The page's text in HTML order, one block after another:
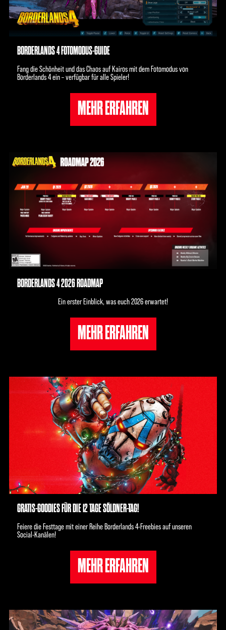
BORDERLANDS 4 FOTOMODUS-GUIDE
Fang die Schönheit und das Chaos auf Kairos mit dem Fotomodus von
Borderlands 4 ein – verfügbar für alle Spieler!
MEHR ERFAHREN
BORDERLANDS 4 2026 ROADMAP
Ein erster Einblick, was euch 2026 erwartet!
MEHR ERFAHREN
GRATIS-GOODIES FÜR DIE 12 TAGE SÖLDNER-TAG!
Feiere die Festtage mit einer Reihe Borderlands 4-Freebies auf unseren
Social-Kanälen!
MEHR ERFAHREN